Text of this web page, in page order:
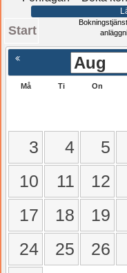
Start
Må Ti On
3
4 5
10
11 12
17
18 19
24
25 26